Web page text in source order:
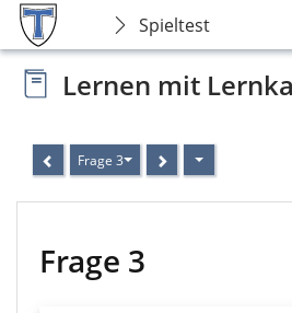
Spieltest
Lernen mit
Frage 3
Frage 3